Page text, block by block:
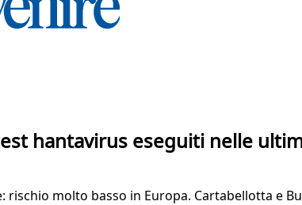
hantavirus eseguiti nelle
rischio molto basso in Europa. Cartabellotta e